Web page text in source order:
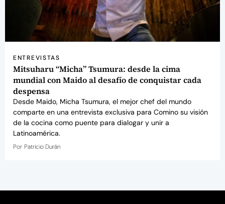
ENTREVISTAS
Mitsuharu “Micha” Tsumura: desde la cima
mundial con Maido al desafío de conquistar cada
despensa
Desde Maido, Micha Tsumura, el mejor chef del mundo
comparte en una entrevista exclusiva para Comino su visión
de la cocina como puente para dialogar y unir a
Latinoamérica.
Por Patricio Durán